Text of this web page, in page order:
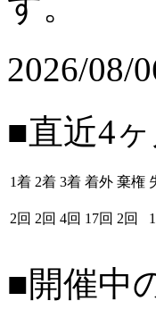
2026/08/
■直近4
1着 2着 3着 着外 棄権
2回 2回 4回 17回 2回
■開催中